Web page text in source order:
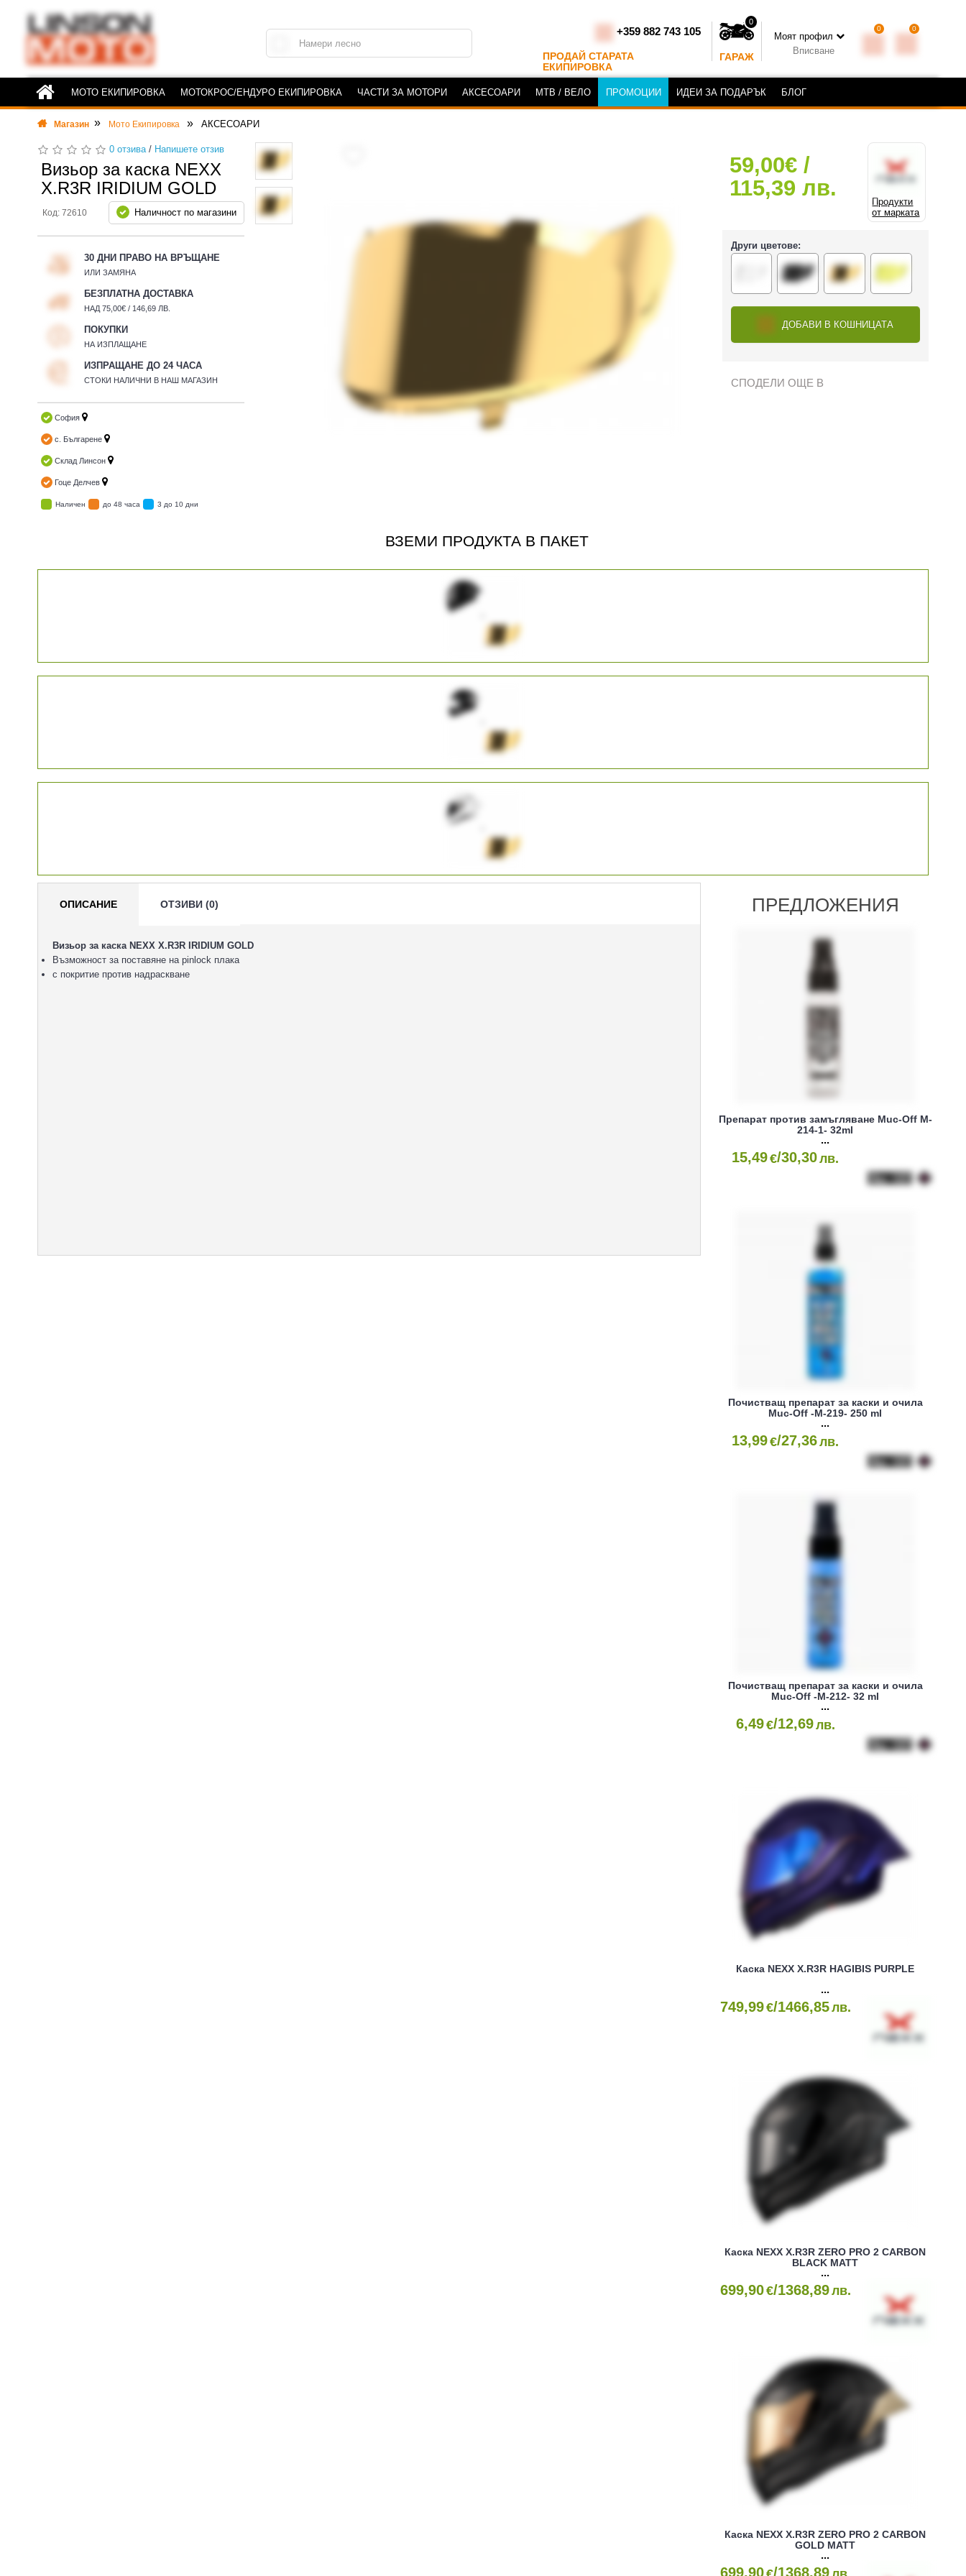
+359 882 743 105
ПРОДАЙ СТАРАТА
ЕКИПИРОВКА
0
ГАРАЖ
Моят профил
Вписване
0 0
МОТО ЕКИПИРОВКА МОТОКРОС/ЕНДУРО ЕКИПИРОВКА ЧАСТИ ЗА МОТОРИ АКСЕСОАРИ MTB / ВЕЛО ПРОМОЦИИ ИДЕИ ЗА ПОДАРЪК БЛОГ
Магазин Мото Екипировка АКСЕСОАРИ
0 отзива/ Напишете отзив
Визьор за каска NEXX
X.R3R IRIDIUM GOLD
Код: 72610 Наличност по магазини
30 ДНИ ПРАВО НА ВРЪЩАНЕ
ИЛИ ЗАМЯНА
БЕЗПЛАТНА ДОСТАВКА
НАД 75,00€ / 146,69 ЛВ.
ПОКУПКИ
НА ИЗПЛАЩАНЕ
ИЗПРАЩАНЕ ДО 24 ЧАСА
СТОКИ НАЛИЧНИ В НАШ МАГАЗИН
София
с. Българене
Склад Линсон
Гоце Делчев
Наличен до 48 часа 3 до 10 дни
Продукти
от марката
59,00€ /
115,39 лв.
Други цветове:
ДОБАВИ В КОШНИЦАТА
СПОДЕЛИ ОЩЕ В
ВЗЕМИ ПРОДУКТА В ПАКЕТ
ОПИСАНИЕ ОТЗИВИ (0)
Визьор за каска NEXX X.R3R IRIDIUM GOLD
Възможност за поставяне на pinlock плака
с покритие против надраскване
ПРЕДЛОЖЕНИЯ
Препарат против замъгляване Muc-Off M-
214-1- 32ml
15,49€/30,30лв.
Почистващ препарат за каски и очила
Muc-Off -M-219- 250 ml
13,99€/27,36лв.
Почистващ препарат за каски и очила
Muc-Off -M-212- 32 ml
6,49€/12,69лв.
Каска NEXX X.R3R HAGIBIS PURPLE
749,99€/1466,85лв.
Каска NEXX X.R3R ZERO PRO 2 CARBON
BLACK MATT
699,90€/1368,89лв.
Каска NEXX X.R3R ZERO PRO 2 CARBON
GOLD MATT
699,90 /1368,89